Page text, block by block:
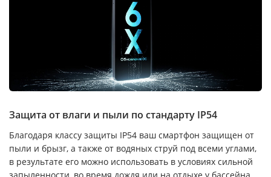
Защита от влаги и пыли по стандарту IP54
Благодаря классу защиты IP54 ваш смартфон защищен от
пыли и брызг, а также от водяных струй под всеми углами,
в результате его можно использовать в условиях сильной